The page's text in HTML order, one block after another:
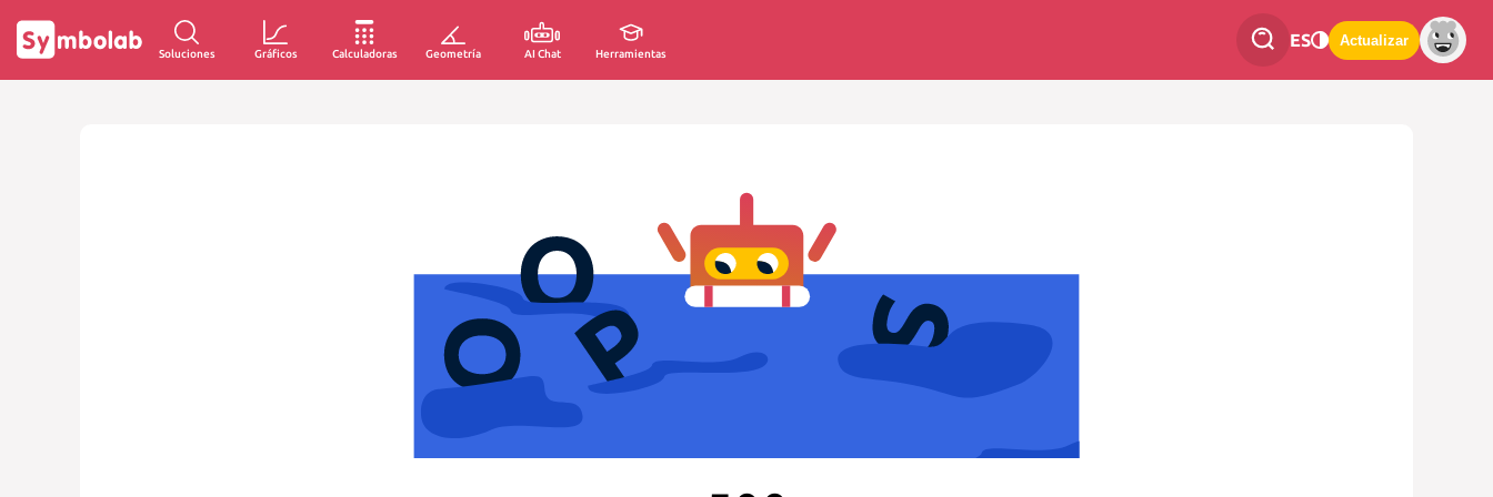
Soluciones Gráficos Calculadoras Geometría AI Chat Herramientas
ES Actualizar